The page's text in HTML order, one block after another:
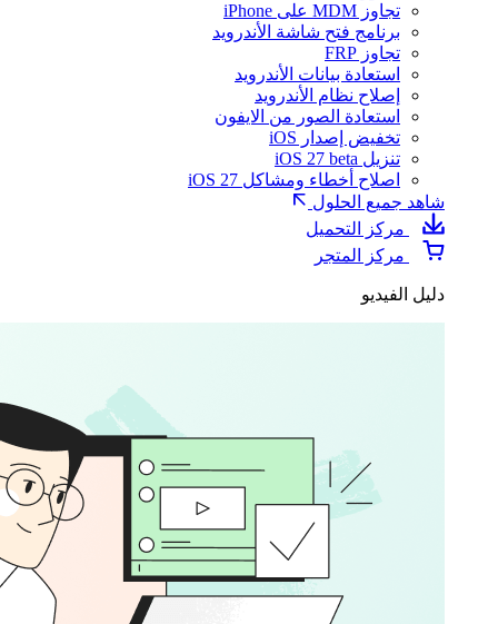
تجاوز MDM على iPhone
برنامج فتح شاشة الأندرويد
تجاوز FRP
استعادة بيانات الأندرويد
إصلاح نظام الأندرويد
استعادة الصور من الايفون
تخفيض إصدار iOS
تنزيل iOS 27 beta
اصلاح أخطاء ومشاكل iOS 27
شاهد جميع الحلول
مركز التحميل
مركز المتجر
دليل الفيديو